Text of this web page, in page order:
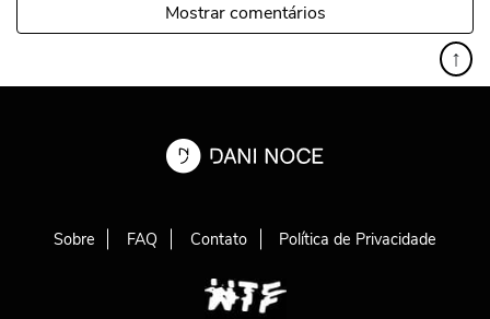
Mostrar comentários
↑
Sobre FAQ Contato Política de Privacidade